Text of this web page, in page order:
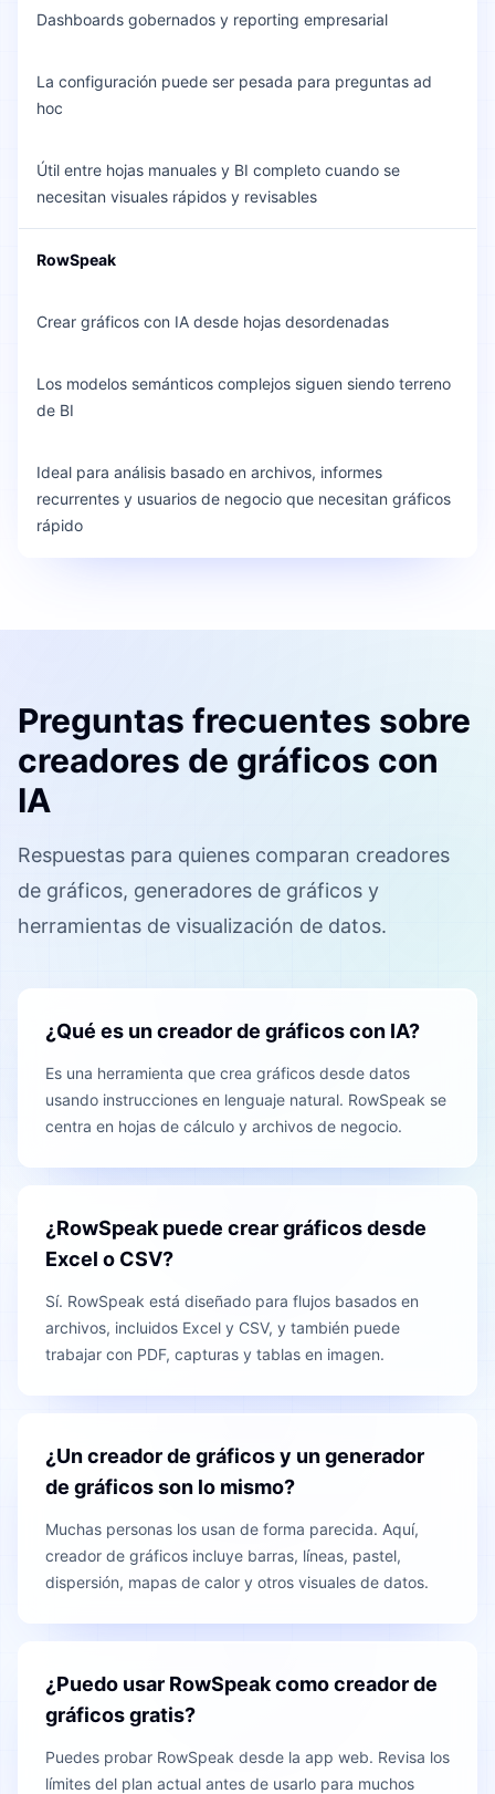
Dashboards gobernados y reporting empresarial
La configuración puede ser pesada para preguntas ad
hoc
Útil entre hojas manuales y BI completo cuando se
necesitan visuales rápidos y revisables
RowSpeak
Crear gráficos con IA desde hojas desordenadas
Los modelos semánticos complejos siguen siendo terreno
de BI
Ideal para análisis basado en archivos, informes
recurrentes y usuarios de negocio que necesitan gráficos
rápido
Preguntas frecuentes sobre
creadores de gráficos con
IA
Respuestas para quienes comparan creadores
de gráficos, generadores de gráficos y
herramientas de visualización de datos.
¿Qué es un creador de gráficos con IA?
Es una herramienta que crea gráficos desde datos
usando instrucciones en lenguaje natural. RowSpeak se
centra en hojas de cálculo y archivos de negocio.
¿RowSpeak puede crear gráficos desde
Excel o CSV?
Sí. RowSpeak está diseñado para flujos basados en
archivos, incluidos Excel y CSV, y también puede
trabajar con PDF, capturas y tablas en imagen.
¿Un creador de gráficos y un generador
de gráficos son lo mismo?
Muchas personas los usan de forma parecida. Aquí,
creador de gráficos incluye barras, líneas, pastel,
dispersión, mapas de calor y otros visuales de datos.
¿Puedo usar RowSpeak como creador de
gráficos gratis?
Puedes probar RowSpeak desde la app web. Revisa los
límites del plan actual antes de usarlo para muchos